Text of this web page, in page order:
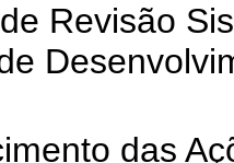
Revisão
das